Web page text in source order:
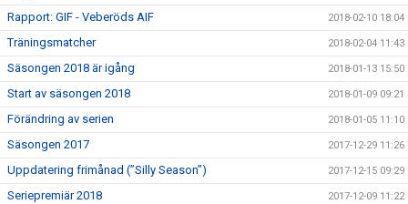
Rapport: GIF - Veberöds AIF 2018-02-10 18:04
Träningsmatcher 2018-02-04 11:43
Säsongen 2018 är igång 2018-01-13 15:50
Start av säsongen 2018 2018-01-09 09:21
Förändring av serien 2018-01-05 11:10
Säsongen 2017 2017-12-29 11:26
Uppdatering frimånad (”Silly Season”) 2017-12-15 09:29
Seriepremiär 2018 2017-12-09 11:22